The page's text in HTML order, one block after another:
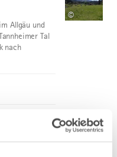
©
Allgäu und
Tal
nach